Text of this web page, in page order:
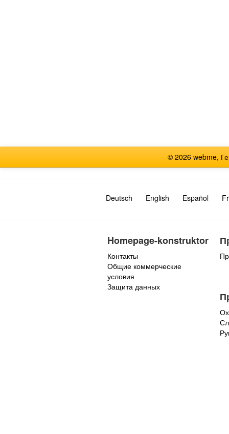
© 2026 webme,
Deutsch English Español
Homepage-konstruktor
Контакты
Общие коммерческие
условия
Защита данных